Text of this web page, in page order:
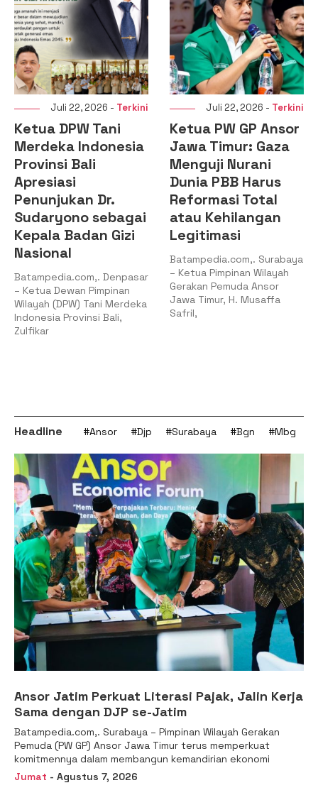
Juli 22, 2026 -Terkini
Ketua PW GP Ansor
Jawa Timur: Gaza
Menguji Nurani
Dunia PBB Harus
Reformasi Total
atau Kehilangan
Legitimasi
Batampedia.com,. Surabaya
– Ketua Pimpinan Wilayah
Gerakan Pemuda Ansor
Jawa Timur, H. Musaffa
Safril,
Juli 20, 2026 -Terkini
PKC PMII Kepri:
Legitimasi PC PMII
Tanjungpinang-
Bintan Berada
pada
Kepengurusan
Muhammad Al-
Mujrin
Batampedia.com,. Batam –
Pengurus Koordinator
Cabang (PKC) Pergerakan
Mahasiswa Islam Indonesia
Headline #Ansor #Djp #Surabaya #Bgn #Mbg
Ansor Jatim Perkuat Literasi Pajak, Jalin Kerja
Sama dengan DJP se-Jatim
Batampedia.com,. Surabaya – Pimpinan Wilayah Gerakan
Pemuda (PW GP) Ansor Jawa Timur terus memperkuat
komitmennya dalam membangun kemandirian ekonomi
Jumat - Agustus 7, 2026